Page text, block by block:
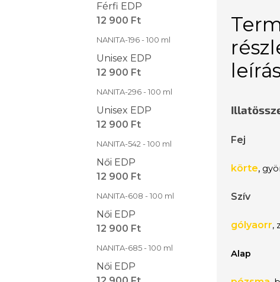
Férfi EDP
12 900 Ft
NANITA-196 - 100 ml
Unisex EDP
12 900 Ft
NANITA-296 - 100 ml
Unisex EDP
12 900 Ft
NANITA-542 - 100 ml
Női EDP
12 900 Ft
NANITA-608 - 100 ml
Női EDP
12 900 Ft
NANITA-685 - 100 ml
Női EDP
Fej
körte,
Szív
gólyaorr,
Alap